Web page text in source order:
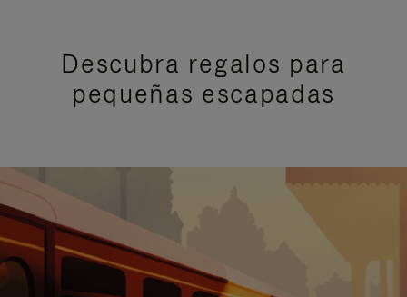
Descubra regalos para
pequeñas escapadas